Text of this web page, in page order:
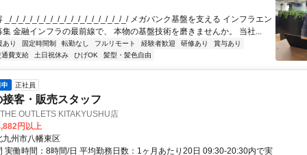
_/_/_/_/_/_/_/_/_/_/_/_/_/_/_/_/_/_/ メガバンク基盤を支える インフラエン
集 金融インフラの最前線で、 本物の基盤技術を磨きませんか。 当社...
あり 固定時間制 転勤なし フルリモート 経験者歓迎 研修あり
賞与あり
通費支給 土日祝休み ひげOK 髪型・髪色自由
正社員
接客・販売スタッフ
OUTLETS KITAKYUSHU店
円以上
九州市八幡東区
実働時間：8時間/日 平均勤務日数：1ヶ月あたり20日 09:30-20:30内で実